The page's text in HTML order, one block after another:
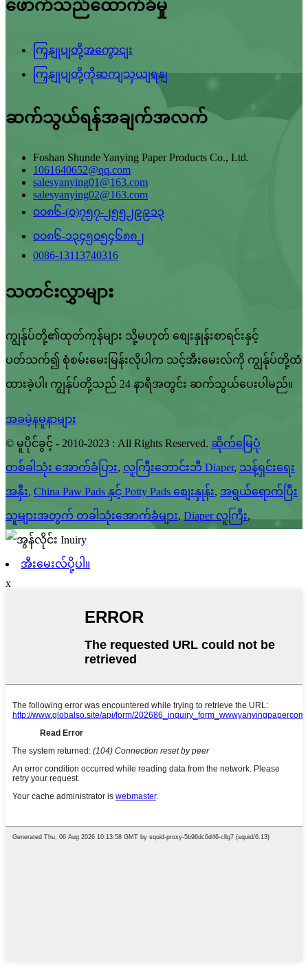
ဖောက်သည်ထောက်ခံမှု
ကြှနျုပျတို့အကွောငျး
ကြှနျုပျတို့ကိုဆကျသှယျရနျ
ဆက်သွယ်ရန်အချက်အလက်
Foshan Shunde Yanying Paper Products Co., Ltd.
1061640652@qq.com
salesyanying01@163.com
salesyanying02@163.com
၀၀၈၆-(၀)၇၅၇-၂၅၅၂၉၉၁၃
၀၀၈၆-၁၃၄၅၀၅၄၆၈၈၂
0086-13113740316
သတင်းလွှာများ
ကျွန်ုပ်တို့၏ထုတ်ကုန်များ သို့မဟုတ် စျေးနှုန်းစာရင်းနှင့်
ပတ်သက်၍ စုံစမ်းမေးမြန်းလိုပါက သင့်အီးမေးလ်ကို ကျွန်ုပ်တို့ထံ
ထားခဲ့ပါ၊ ကျွန်ုပ်တို့သည် 24 နာရီအတွင်း ဆက်သွယ်ပေးပါမည်။
အခမဲ့နမူနာများ
© မူပိုင်ခွင့် - 2010-2023 : All Rights Reserved. ဆိုက်မြေပုံ
တစ်ခါသုံး အောက်ခံပြား, လူကြီးဘောင်းဘီ Diaper, သန့်ရှင်းရေး
အနှီး, China Paw Pads နှင့် Potty Pads စျေးနှုန်း, အရွယ်ရောက်ပြီး
သူများအတွက် တခါသုံးအောက်ခံများ, Diaper လူကြီး,
အီးမေးလ်ပို့ပါ။
x